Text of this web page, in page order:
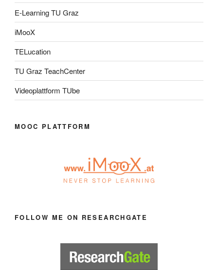
E-Learning TU Graz
iMooX
TELucation
TU Graz TeachCenter
Videoplattform TUbe
MOOC PLATTFORM
FOLLOW ME ON RESEARCHGATE